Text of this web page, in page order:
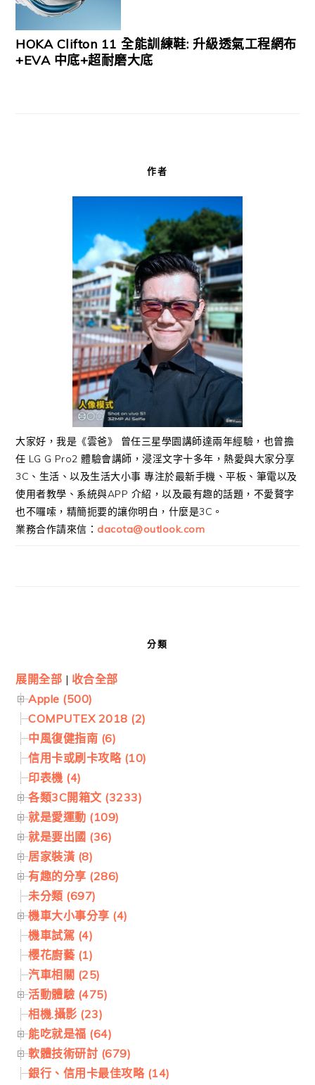
HOKA Clifton 11 全能訓練鞋: 升級透氣工程網布
+EVA 中底+超耐磨大底
作者
大家好，我是《雲爸》 曾任三星學園講師達兩年經驗，也曾擔
任 LG G Pro2 體驗會講師，浸淫文字十多年，熱愛與大家分享
3C、生活、以及生活大小事 專注於最新手機、平板、筆電以及
使用者教學、系統與APP 介紹，以及最有趣的話題，不愛贅字
也不囉嗦，精簡扼要的讓你明白，什麼是3C。
業務合作請來信： dacota@outlook.com
分類
展開全部 | 收合全部
Apple (500)
COMPUTEX 2018 (2)
中風復健指南 (6)
信用卡或刷卡攻略 (10)
印表機 (4)
各類3C開箱文 (3233)
就是愛運動 (109)
就是要出國 (36)
居家裝潢 (8)
有趣的分享 (286)
未分類 (697)
機車大小事分享 (4)
機車試駕 (4)
櫻花廚藝 (1)
汽車相關 (25)
活動體驗 (475)
相機.攝影 (23)
能吃就是福 (64)
軟體技術研討 (679)
銀行、信用卡最佳攻略 (14)